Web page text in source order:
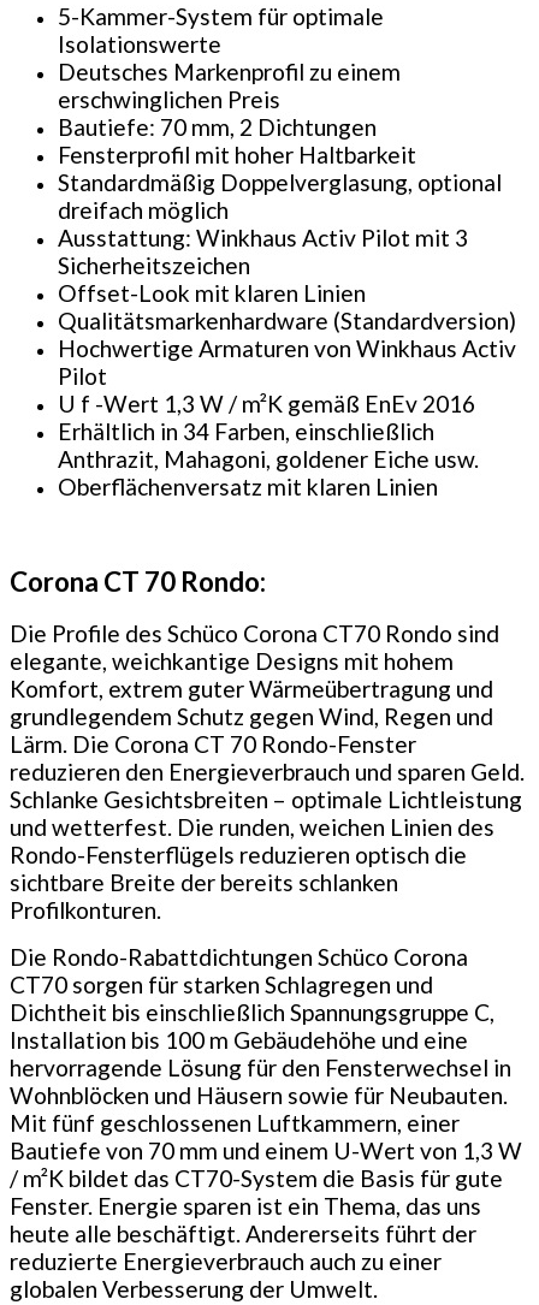
5-Kammer-System für optimale
Isolationswerte
Deutsches Markenprofil zu einem
erschwinglichen Preis
Bautiefe: 70 mm, 2 Dichtungen
Fensterprofil mit hoher Haltbarkeit
Standardmäßig Doppelverglasung, optional
dreifach möglich
Ausstattung: Winkhaus Activ Pilot mit 3
Sicherheitszeichen
Offset-Look mit klaren Linien
Qualitätsmarkenhardware (Standardversion)
Hochwertige Armaturen von Winkhaus Activ
Pilot
U f -Wert 1,3 W / m²K gemäß EnEv 2016
Erhältlich in 34 Farben, einschließlich
Anthrazit, Mahagoni, goldener Eiche usw.
Oberflächenversatz mit klaren Linien
Corona CT 70 Rondo:
Die Profile des Schüco Corona CT70 Rondo sind
elegante, weichkantige Designs mit hohem
Komfort, extrem guter Wärmeübertragung und
grundlegendem Schutz gegen Wind, Regen und
Lärm. Die Corona CT 70 Rondo-Fenster
reduzieren den Energieverbrauch und sparen Geld.
Schlanke Gesichtsbreiten – optimale Lichtleistung
und wetterfest. Die runden, weichen Linien des
Rondo-Fensterflügels reduzieren optisch die
sichtbare Breite der bereits schlanken
Profilkonturen.
Die Rondo-Rabattdichtungen Schüco Corona
CT70 sorgen für starken Schlagregen und
Dichtheit bis einschließlich Spannungsgruppe C,
Installation bis 100 m Gebäudehöhe und eine
hervorragende Lösung für den Fensterwechsel in
Wohnblöcken und Häusern sowie für Neubauten.
Mit fünf geschlossenen Luftkammern, einer
Bautiefe von 70 mm und einem U-Wert von 1,3 W
/ m²K bildet das CT70-System die Basis für gute
Fenster. Energie sparen ist ein Thema, das uns
heute alle beschäftigt. Andererseits führt der
reduzierte Energieverbrauch auch zu einer
globalen Verbesserung der Umwelt.